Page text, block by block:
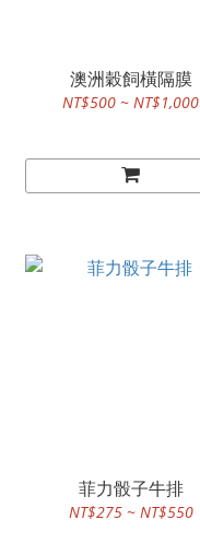
澳洲穀飼橫隔膜
NT$500 ~ NT$1,000
菲力骰子牛排
NT$275 ~ NT$550